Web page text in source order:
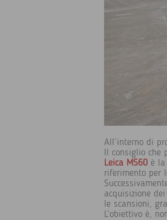
All’interno di
Il consiglio
Leica MS60 è
riferimento per
acquisizione
le scansioni,
L’obiettivo è,